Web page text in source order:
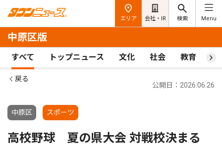
エリア 会社・IR 検索 Menu
中原区版
すべて トップニュース 文化 社会 教育 ス
戻る
中原区 スポーツ
公開日：2026.06.26
高校野球 夏の県大会 対戦校決まる